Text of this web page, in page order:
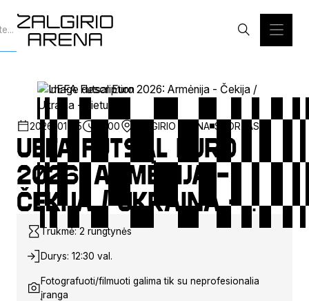
2026-01-25 14:00 ŽALGIRIO ARENA SPORTAS
UEFA Futsal Euro
2026: Armėnija -
Čekija / Ukraina -
Lietuva
Trukmė: 2 rungtynės
Durys: 12:30 val.
Fotografuoti/filmuoti galima tik su neprofesionalia
įranga